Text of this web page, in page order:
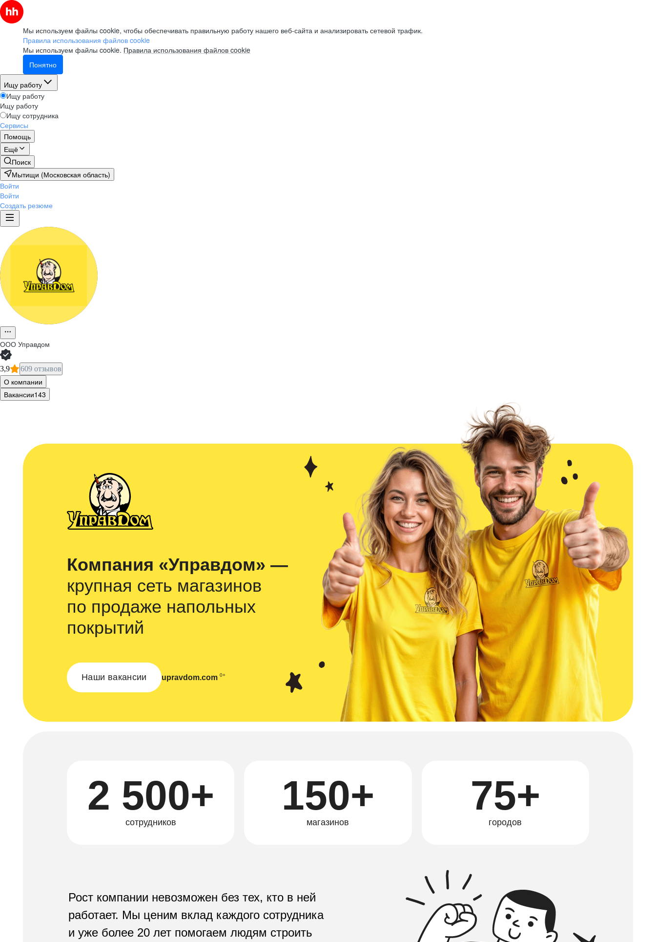
Мы используем файлы cookie, чтобы обеспечивать правильную работу нашего веб-сайта и анализировать сетевой трафик.
Правила использования файлов cookie
Мы используем файлы cookie. Правила использования файлов cookie
Понятно
Ищу работу
Ищу работу
Ищу работу
Ищу сотрудника
Сервисы
Помощь
Ещё
Поиск
Мытищи (Московская область)
Войти
Войти
Создать резюме
ООО Управдом
3,9 609 отзывов
О компании
Вакансии143
Компания «Управдом» —
крупная сеть магазинов
по продаже напольных
покрытий
Наши вакансии upravdom.com 0+
2 500+
сотрудников
150+
магазинов
75+
городов
Рост компании невозможен без тех, кто в ней
работает. Мы ценим вклад каждого сотрудника
и уже более 20 лет помогаем людям строить